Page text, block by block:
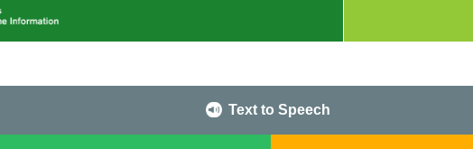
Text to Speech